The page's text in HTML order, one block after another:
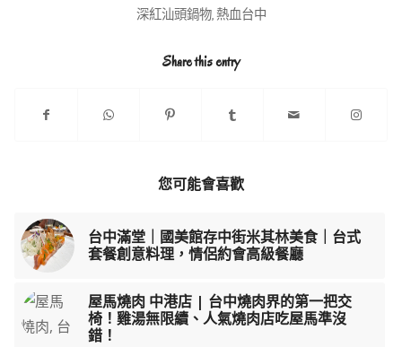
深紅汕頭鍋物,熱血台中
Share this entry
您可能會喜歡
台中滿堂｜國美館存中街米其林美食｜台式
套餐創意料理，情侶約會高級餐廳
屋馬燒肉 中港店 | 台中燒肉界的第一把交
椅！雞湯無限續、人氣燒肉店吃屋馬準沒
錯！